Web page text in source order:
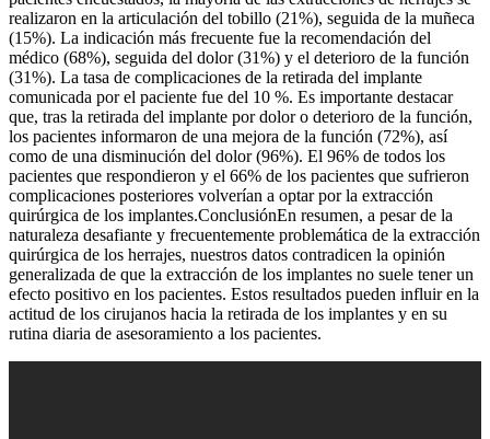
realizaron en la articulación del tobillo (21%), seguida de la muñeca
(15%). La indicación más frecuente fue la recomendación del
médico (68%), seguida del dolor (31%) y el deterioro de la función
(31%). La tasa de complicaciones de la retirada del implante
comunicada por el paciente fue del 10 %. Es importante destacar
que, tras la retirada del implante por dolor o deterioro de la función,
los pacientes informaron de una mejora de la función (72%), así
como de una disminución del dolor (96%). El 96% de todos los
pacientes que respondieron y el 66% de los pacientes que sufrieron
complicaciones posteriores volverían a optar por la extracción
quirúrgica de los implantes.ConclusiónEn resumen, a pesar de la
naturaleza desafiante y frecuentemente problemática de la extracción
quirúrgica de los herrajes, nuestros datos contradicen la opinión
generalizada de que la extracción de los implantes no suele tener un
efecto positivo en los pacientes. Estos resultados pueden influir en la
actitud de los cirujanos hacia la retirada de los implantes y en su
rutina diaria de asesoramiento a los pacientes.